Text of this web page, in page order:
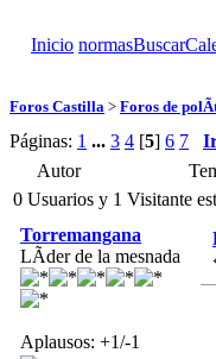
Inicio normasBuscar
Foros Castilla > Foros de
Páginas: 1 ... 3 4 [5] 6 7
Autor
0 Usuarios y 1 Visitante
Torremangana
LÃ­der de la mesnada
Aplausos: +1/-1